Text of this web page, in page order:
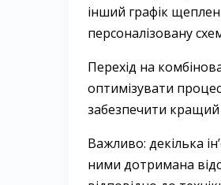
інший графік
персоналізовану
Перехід на
оптимізувати процес
забезпечити кращий
Важливо: декілька
ними дотримана